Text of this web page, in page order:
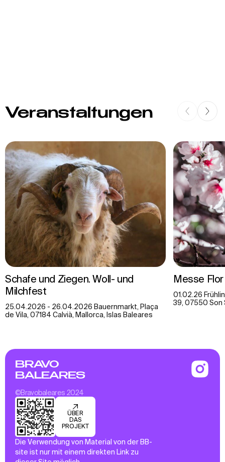
Veranstaltungen
Schafe und Ziegen. Woll- und
Milchfest
25.04.2026 - 26.04.2026 Bauernmarkt, Plaça
de Vila, 07184 Calvià, Mallorca, Islas Baleares
Messe
01.02.26
39, 07550 Son
BRAVO
BALEARES
©Bravobaleares 2024
ÜBER
DAS
PROJEKT
Die Verwendung von Material von der BB-
site ist nur mit einem direkten Link zu